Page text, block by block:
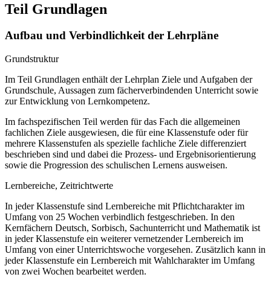
Teil Grundlagen
Aufbau und Verbindlichkeit der Lehrpläne
Grundstruktur
Im Teil Grundlagen enthält der Lehrplan Ziele und Aufgaben der
Grundschule, Aussagen zum fächerverbindenden Unterricht sowie
zur Entwicklung von Lernkompetenz.
Im fachspezifischen Teil werden für das Fach die allgemeinen
fachlichen Ziele ausgewiesen, die für eine Klassenstufe oder für
mehrere Klassenstufen als spezielle fachliche Ziele differenziert
beschrieben sind und dabei die Prozess- und Ergebnisorientierung
sowie die Progression des schulischen Lernens ausweisen.
Lernbereiche, Zeitrichtwerte
In jeder Klassenstufe sind Lernbereiche mit Pflichtcharakter im
Umfang von 25 Wochen verbindlich festgeschrieben. In den
Kernfächern Deutsch, Sorbisch, Sachunterricht und Mathematik ist
in jeder Klassenstufe ein weiterer vernetzender Lernbereich im
Umfang von einer Unterrichtswoche vorgesehen. Zusätzlich kann in
jeder Klassenstufe ein Lernbereich mit Wahlcharakter im Umfang
von zwei Wochen bearbeitet werden.